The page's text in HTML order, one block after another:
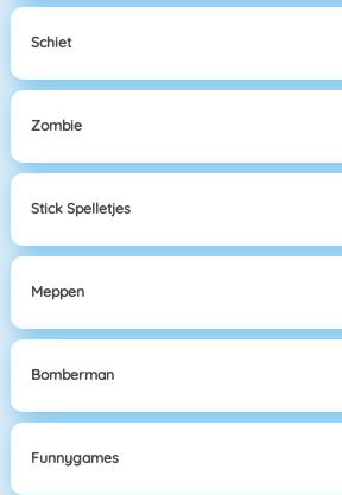
Schiet
Zombie
Stick Spelletjes
Meppen
Bomberman
Funnygames